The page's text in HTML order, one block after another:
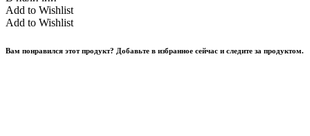
Add to Wishlist
Add to Wishlist
Вам понравился этот продукт? Добавьте в избранное сейчас и следите за продуктом.